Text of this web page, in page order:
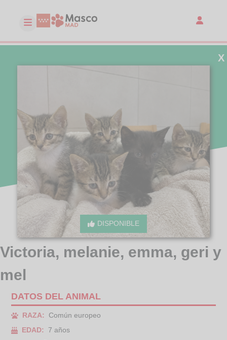
DISPONIBLE
X
Victoria, melanie, emma, geri y
mel
DATOS DEL ANIMAL
RAZA:
Común europeo
EDAD:
7 años